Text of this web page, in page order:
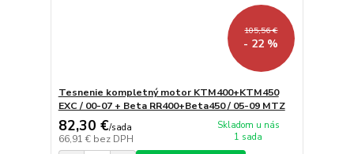
105,56 €
- 22 %
Tesnenie kompletný motor KTM400+KTM450
EXC / 00-07 + Beta RR400+Beta450 / 05-09 MTZ
82,30 €/sada
66,91 € bez DPH
Skladom u nás
1 sada